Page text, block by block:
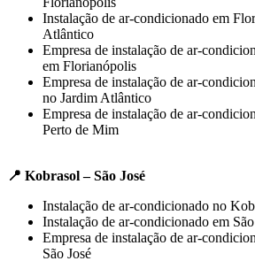
Instalação de ar-condicionado em
Atlântico
Empresa de instalação de ar-
em Florianópolis
Empresa de instalação de ar-
no Jardim Atlântico
Empresa de instalação de ar-
Perto de Mim
📍 Kobrasol – São José
Instalação de ar-condicionado no
Instalação de ar-condicionado em
Empresa de instalação de ar-
São José